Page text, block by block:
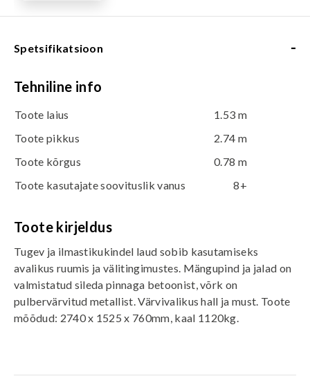
Spetsifikatsioon -
Tehniline info
Toote laius
1.53 m
Toote pikkus
2.74 m
Toote kõrgus
0.78 m
Toote kasutajate soovituslik vanus
8+
Toote kirjeldus
Tugev ja ilmastikukindel laud sobib kasutamiseks
avalikus ruumis ja välitingimustes. Mängupind ja jalad on
valmistatud sileda pinnaga betoonist, võrk on
pulbervärvitud metallist. Värvivalikus hall ja must. Toote
mõõdud: 2740 x 1525 x 760mm, kaal 1120kg.